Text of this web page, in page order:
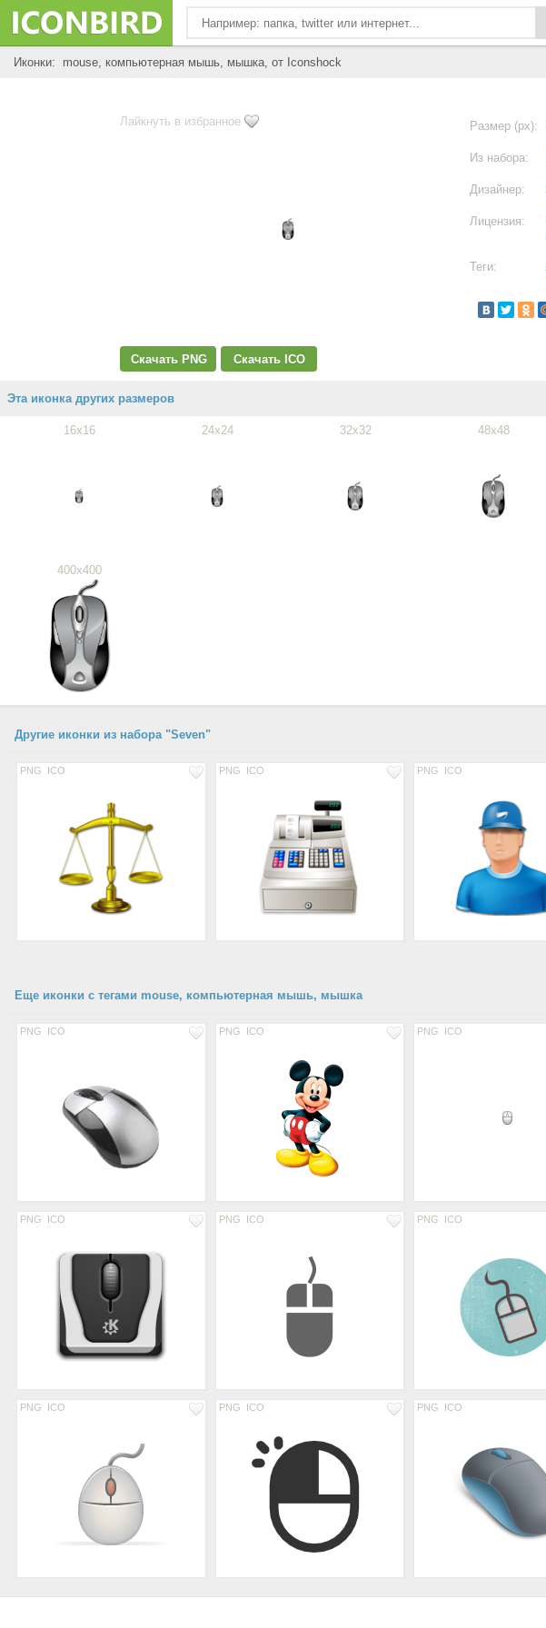
Иконки: mouse, компьютерная мышь, мышка, от Iconshock
Лайкнуть в избранное
Скачать PNG Скачать ICO
Размер (px):
Из набора:
Дизайнер:
Лицензия:
Теги:
Эта иконка других размеров
16x16 24x24 32x32 48x48
400x400
Другие иконки из набора "Seven"
PNG ICO PNG ICO PNG ICO
Еще иконки с тегами mouse, компьютерная мышь, мышка
PNG ICO PNG ICO PNG ICO
PNG ICO PNG ICO PNG ICO
PNG ICO PNG ICO PNG ICO